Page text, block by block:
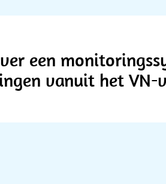
een
vanuit het VN-